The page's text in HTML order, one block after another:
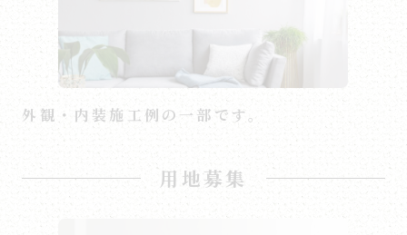
外観・内装施工例の一部です。
用地募集